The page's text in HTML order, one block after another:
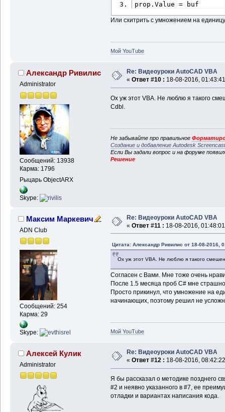
prop.Value = buf
Или схитрить с умножением на
Мой YouTube
Александр Ривилис
Administrator
Сообщений: 13938
Карма: 1796
Рыцарь ObjectARX
Skype:
Re: Видеоуроки AutoCAD VBA
« Ответ #10 : 18-08-2016,
Ох уж этот VBA. Не люблю я такого
Cdbl.
Не забывайте про правильное
Создание и добавление Autodesk
Если Вы задали вопрос и на форуме
Решение
Максим Маркевич
ADN Club
Сообщений: 254
Карма: 29
Skype:
Re: Видеоуроки AutoCAD VBA
« Ответ #11 : 18-08-2016,
Цитата: Александр Ривилис от 18-08-2016,
Ох уж этот VBA. Не люблю я такого
Согласен с Вами. Мне тоже очень
После 1.5 месяца проб C# мне
Просто прикинул, что умножение на
начинающих, поэтому решил не
Мой YouTube
Алексей Кулик
Administrator
Re: Видеоуроки AutoCAD VBA
« Ответ #12 : 18-08-2016,
Я бы рассказал о методике позднего
#2 и неявно указанного в #7, ее
отладки и вариантах написания кода.